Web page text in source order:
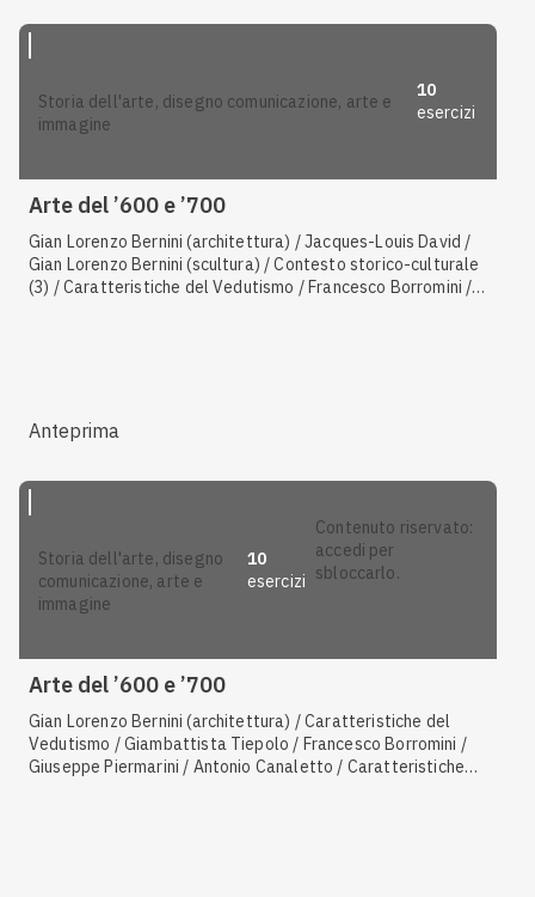
storia dell'arte, disegno comunicazione, arte e
immagine
10
esercizi
Arte del ’600 e ’700
Gian Lorenzo Bernini (architettura) / Jacques-Louis David /
Gian Lorenzo Bernini (scultura) / Contesto storico-culturale
(3) / Caratteristiche del Vedutismo / Francesco Borromini /
Anteprima
storia dell'arte, disegno
comunicazione, arte e
immagine
10
esercizi
contenuto riservato:
accedi per
sbloccarlo.
Arte del ’600 e ’700
Gian Lorenzo Bernini (architettura) / Caratteristiche del
Vedutismo / Giambattista Tiepolo / Francesco Borromini /
Giuseppe Piermarini / Antonio Canaletto / Caratteristiche